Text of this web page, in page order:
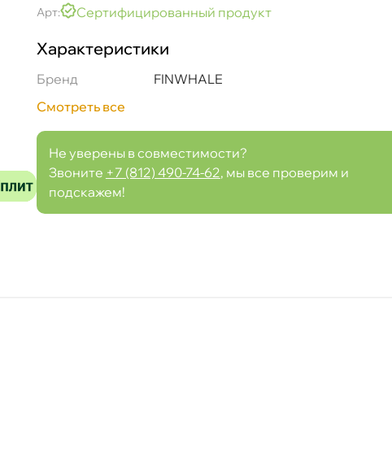
Арт: Сертифицированный продукт
Характеристики
Бренд
FINWHALE
Смотреть все
Не уверены в совместимости?
Звоните +7 (812) 490-74-62, мы все проверим и
подскажем!